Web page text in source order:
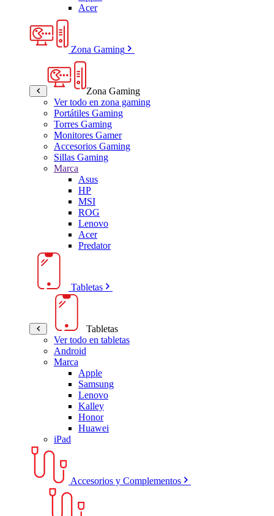
Acer
Zona Gaming
Zona Gaming
Ver todo en zona gaming
Portátiles Gaming
Torres Gaming
Monitores Gamer
Accesorios Gaming
Sillas Gaming
Marca
Asus
HP
MSI
ROG
Lenovo
Acer
Predator
Tabletas
Tabletas
Ver todo en tabletas
Android
Marca
Apple
Samsung
Lenovo
Kalley
Honor
Huawei
iPad
Accesorios y Complementos